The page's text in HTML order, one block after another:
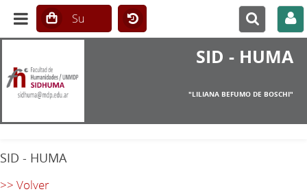
SID - HUMA
"LILIANA BEFUMO DE BOSCHI"
SID - HUMA
>> Volver